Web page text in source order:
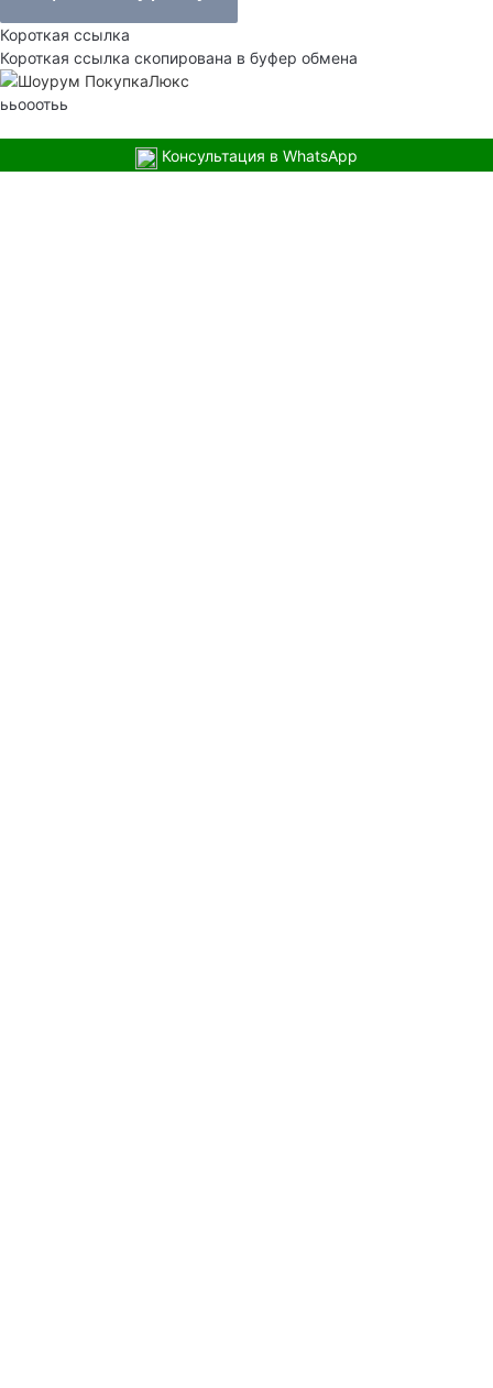
Короткая ссылка
Короткая ссылка скопирована в буфер обмена
ььооотьь
Консультация в WhatsApp